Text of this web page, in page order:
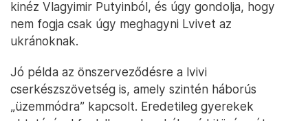
ő hét hónapos terhes felesége közvetlen
életveszélyben volt, a fürdőkádjukban
összekucorodva vészelték át a környékükre
kimenekítenie a városból, azóta nála laknak
Lvivben. „Felfoghatatlan az a pusztítás, amit
Harkivban vittek véghez. Olyan, mintha egy furcsa